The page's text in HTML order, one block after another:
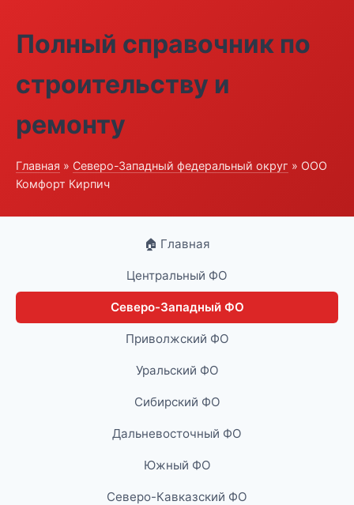
Полный справочник по
строительству и
ремонту
Главная » Северо-Западный федеральный округ » ООО
Комфорт Кирпич
🏠 Главная
Центральный ФО
Северо-Западный ФО
Приволжский ФО
Уральский ФО
Сибирский ФО
Дальневосточный ФО
Южный ФО
Северо-Кавказский ФО